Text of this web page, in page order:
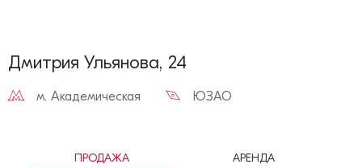
Дмитрия Ульянова, 24
м. Академическая ЮЗАО
ПРОДАЖА АРЕНДА